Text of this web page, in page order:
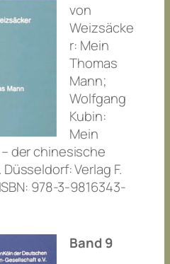
von
Weizsäcke
r: Mein
Thomas
Mann;
Wolfgang
Kubin:
Mein
der chinesische
Verlag F.
978-3-9816343-
Band 9